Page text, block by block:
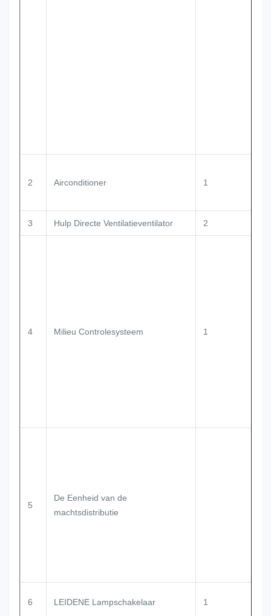
2 Airconditioner 1
3 Hulp Directe Ventilatieventilator 2
4 Milieu Controlesysteem 1
5
De Eenheid van de
machtsdistributie
6 LEIDENE Lampschakelaar 1